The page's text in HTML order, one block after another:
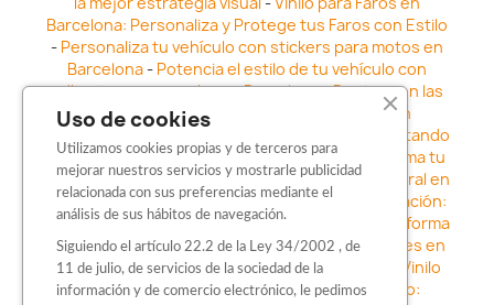
Barcelona: Personaliza y Protege tus Faros con Estilo
- Personaliza tu vehículo con stickers para motos en
Barcelona- Potencia el estilo de tu vehículo con
adhesivos para coche en Barcelona-Destaca en las
calles: Los Mejores stickers para coches en
Vinilo para faros en Barcelona: Resaltando
la Estética y Seguridad del Automóvil- Transforma tu
vehículo con los vinilos fundidos rotulación integral en
Barcelona-Explora la Innovación en Personalización:
Vinilo líquido barbarroja dip en Barcelona
Transforma
tu vehículo con estilo: Kits adhesivos para coches en
Barcelona-Personaliza tu vehículo con estilo: Vinilo
para coche en Barcelona-Destaca con Estilo:
Uso de cookies
Utilizamos cookies propias y de terceros para
mejorar nuestros servicios y mostrarle publicidad
relacionada con sus preferencias mediante el
análisis de sus hábitos de navegación.
Siguiendo el artículo 22.2 de la Ley 34/2002 , de
11 de julio, de servicios de la sociedad de la
información y de comercio electrónico, le pedimos